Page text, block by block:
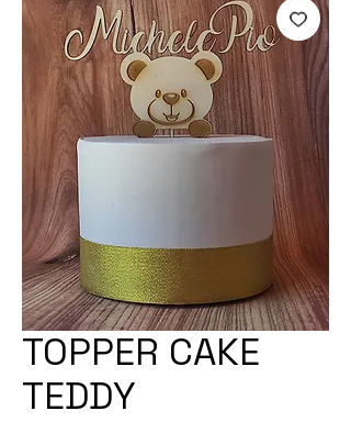
TOPPER CAKE
TEDDY